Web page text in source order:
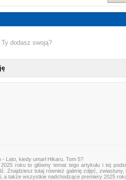
dodasz swoją?
Lato, kiedy umarł Hikaru. Tom 5?
roku to główny temat tego artykułu i tej
Znajdziesz tutaj również galerię zdjęć, zwiastuny,
także wszystkie nadchodzące premiery 2025
NOWA KSIĄŻKA